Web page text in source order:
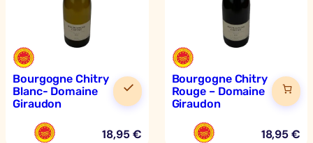
Bourgogne Chitry
Blanc- Domaine
Giraudon
18,95€
Bourgogne Chitry
Rouge – Domaine
Giraudon
18,95€